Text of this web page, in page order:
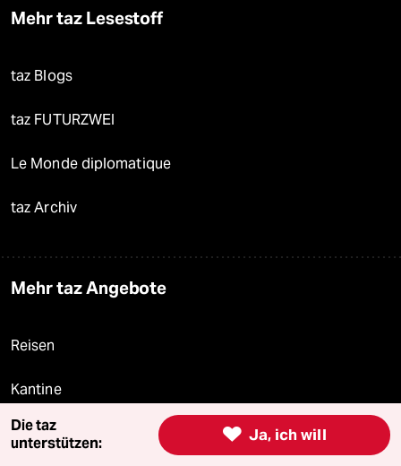
Mehr taz Lesestoff
taz Blogs
taz FUTURZWEI
Le Monde diplomatique
taz Archiv
Mehr taz Angebote
Reisen
Kantine
Shop  Ja, ich will
Die taz
unterstützen: